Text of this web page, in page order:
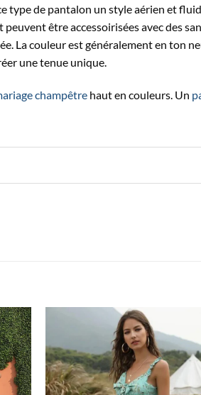
type de pantalon un style aérien et
être accessoirisées avec des
La couleur est généralement en ton
une tenue unique.
champêtrehaut en couleurs. Un